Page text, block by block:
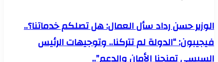
الوزير حسن رداد سأل العمال: هل تصلكم خدماتنا؟..
فيجيبون: “الدولة لم تتركنا.. وتوجيهات الرئيس
السيسي تمنحنا الأمان والدعم”..